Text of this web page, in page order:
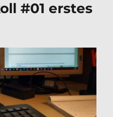
#01 erstes